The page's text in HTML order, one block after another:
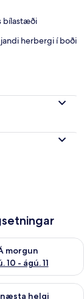
bílastæði
herbergi í boði
morgun
10 - ágú. 11
á morgun
helgi
þarnæstu